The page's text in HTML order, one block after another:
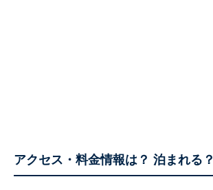
アクセス・料金情報は？ 泊まれる？